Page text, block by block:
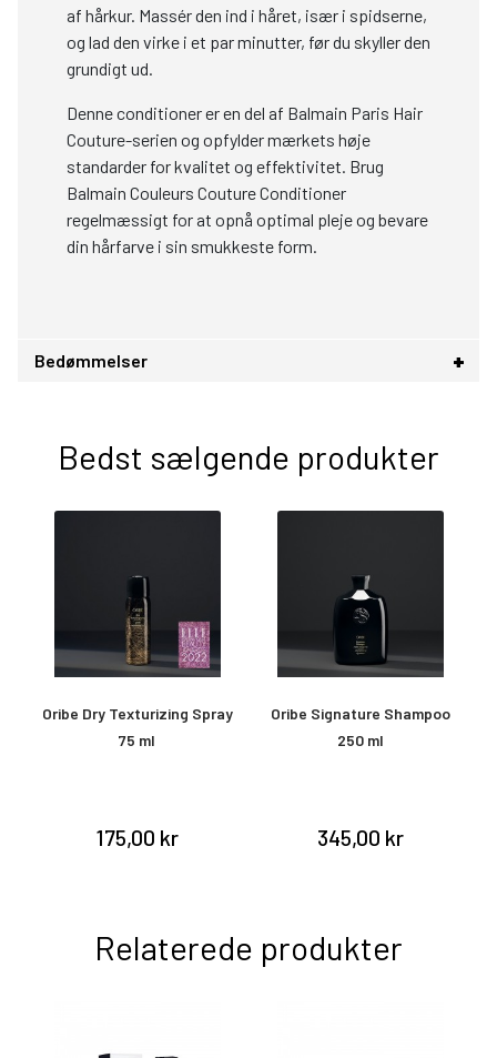
af hårkur. Massér den ind i håret, især i spidserne,
og lad den virke i et par minutter, før du skyller den
grundigt ud.
Denne conditioner er en del af Balmain Paris Hair
Couture-serien og opfylder mærkets høje
standarder for kvalitet og effektivitet. Brug
Balmain Couleurs Couture Conditioner
regelmæssigt for at opnå optimal pleje og bevare
din hårfarve i sin smukkeste form.
Bedømmelser
Bedst sælgende produkter
Oribe Dry Texturizing Spray
75 ml
175,00 kr
Oribe Signature Shampoo
250 ml
345,00 kr
Relaterede produkter